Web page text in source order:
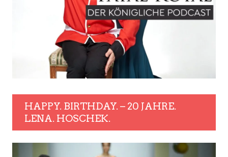
HAPPY. BIRTHDAY. – 20 JAHRE.
LENA. HOSCHEK.